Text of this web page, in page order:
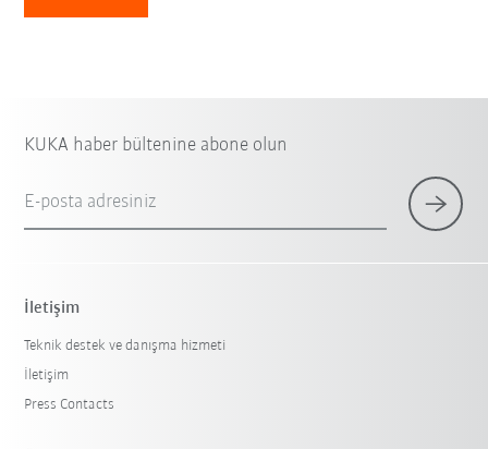
KUKA haber bültenine abone olun
E-posta adresiniz
İletişim
Teknik destek ve danışma hizmeti
İletişim
Press Contacts